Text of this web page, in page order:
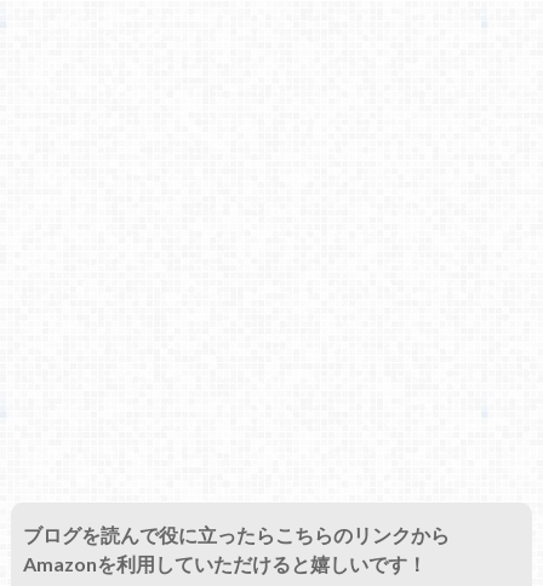
ブログを読んで役に立ったらこちらのリンクから
Amazonを利用していただけると嬉しいです！